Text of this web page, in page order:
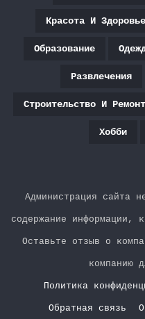
Красота И Здоровье
Образование
Развлечения
Строительство И Ремонт
Хобби
Администрация сайта
содержание информации,
Оставьте отзыв о
компанию
Политика
Обратная связь